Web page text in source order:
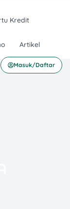
Kredit
Artikel
Masuk/Daftar